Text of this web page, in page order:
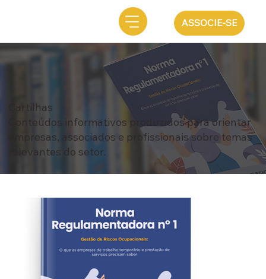
ASSOCIE-SE
Cartilhas
Conteúdos informativos produzidos para orientar
empresas, associados e profissionais sobre temas
relevantes do setor.